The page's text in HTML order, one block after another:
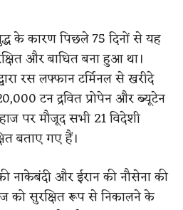
के कारण पिछले 75 दिनों से यह
और बाधित बना हुआ था।
रस लफ्फान टर्मिनल से खरीदे
टन द्रवित प्रोपेन और ब्यूटेन
पर मौजूद सभी 21 विदेशी
बताए गए हैं।
नाकेबंदी और ईरान की नौसेना की
को सुरक्षित रूप से निकालने के